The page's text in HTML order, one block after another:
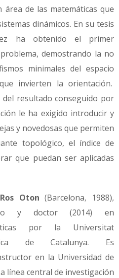
de las matemáticas que
dinámicos. En su tesis
ha obtenido el primer
demostrando la no
minimales del espacio
invierten la orientación.
resultado conseguido por
le ha exigido introducir y
y novedosas que permiten
topológico, el índice de
que puedan ser aplicadas
Oton (Barcelona, 1988),
y doctor (2014) en
por la Universitat
de Catalunya. Es
en la Universidad de
línea central de investigación